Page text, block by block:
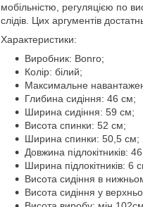
мобільністю, регуляцією по
слідів. Цих аргументів
Характеристики:
Виробник: Bonro;
Колір: білий;
Максимальне
Глибина сидіння: 46 см;
Ширина сидіння: 59 см;
Висота спинки: 52 см;
Ширина спинки: 50,5 см;
Довжина підлокітників:
Ширина підлокітників: 6
Висота сидіння в
Висота сидіння у